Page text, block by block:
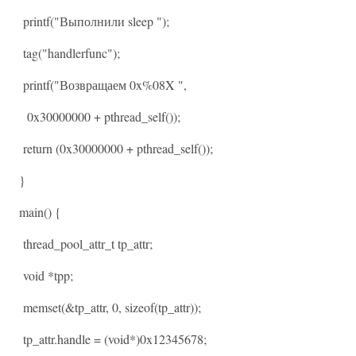
printf("Выполнили sleep ");
tag("handlerfunc");
printf("Возвращаем 0x%08X ",
0x30000000 + pthread_self());
return (0x30000000 + pthread_self());
}
main() {
thread_pool_attr_t tp_attr;
void *tpp;
memset(&tp_attr, 0, sizeof(tp_attr));
tp_attr.handle = (void*)0x12345678;